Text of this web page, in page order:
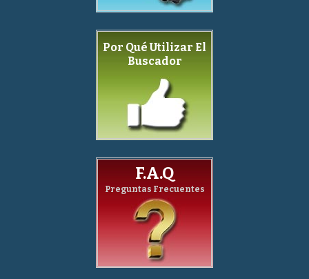
Por Qué Utilizar El
Buscador
F.A.Q
Preguntas Frecuentes